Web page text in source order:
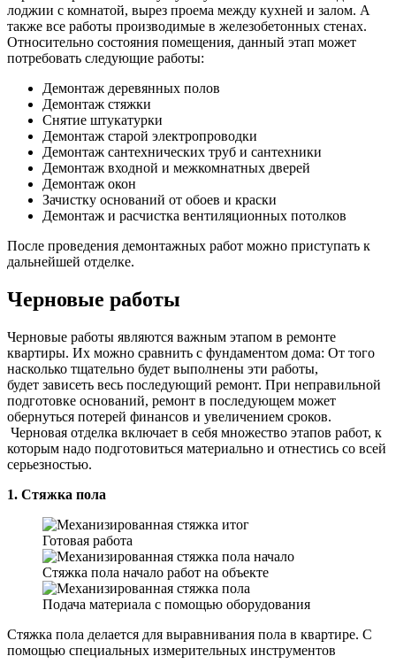
лоджии с комнатой, вырез проема между кухней и залом. А
также все работы производимые в железобетонных стенах.
Относительно состояния помещения, данный этап может
потребовать следующие работы:
Демонтаж деревянных полов
Демонтаж стяжки
Снятие штукатурки
Демонтаж старой электропроводки
Демонтаж сантехнических труб и сантехники
Демонтаж входной и межкомнатных дверей
Демонтаж окон
Зачистку оснований от обоев и краски
Демонтаж и расчистка вентиляционных потолков
После проведения демонтажных работ можно приступать к
дальнейшей отделке.
Черновые работы
Черновые работы являются важным этапом в ремонте
квартиры. Их можно сравнить с фундаментом дома: От того
насколько тщательно будет выполнены эти работы,
будет зависеть весь последующий ремонт. При неправильной
подготовке оснований, ремонт в последующем может
обернуться потерей финансов и увеличением сроков.
Черновая отделка включает в себя множество этапов работ, к
которым надо подготовиться материально и отнестись со всей
серьезностью.
1. Стяжка пола
Готовая работа
Стяжка пола начало работ на объекте
Подача материала с помощью оборудования
Стяжка пола делается для выравнивания пола в квартире. С
помощью специальных измерительных инструментов